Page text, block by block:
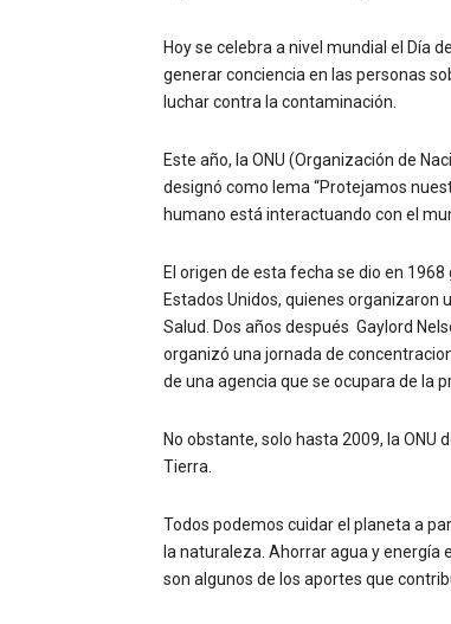
Hoy se celebra a nivel mundial el Día
generar conciencia en las personas
luchar contra la contaminación.
Este año, la ONU (Organización de
designó como lema “Protejamos
humano está interactuando con el
El origen de esta fecha se dio en
Estados Unidos, quienes
Salud. Dos años después Gaylord
organizó una jornada de
de una agencia que se ocupara de la
No obstante, solo hasta 2009, la
Tierra.
Todos podemos cuidar el planeta a
la naturaleza. Ahorrar agua y energía
son algunos de los aportes que